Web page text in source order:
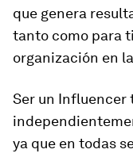
que genera
tanto como para
organización en
Ser un Influencer
ya que en todas